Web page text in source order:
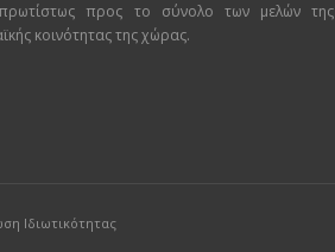
πρωτίστως προς το σύνολο των μελών της
κοινότητας της χώρας.
Ιδιωτικότητας